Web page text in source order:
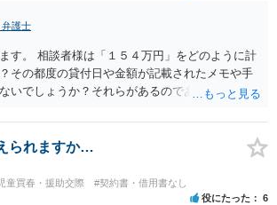
弁護士
す。 相談者様は「１５４万円」をどのように計
その都度の貸付日や金額が記載されたメモや手
いでしょうか？それらがあるのであればメール
ては住民票上の住所であれば調査することは可
頼した際の費用にいては現在弁護士費用が自由化
によって異なりますので、あくまで目安となり
ると①着手金が請求額×8％or10万円の高い方、
費というところでしょうか。法律事務所によ
られますか…
童買春・援助交際 #契約書・借用書なし
役にたった 6